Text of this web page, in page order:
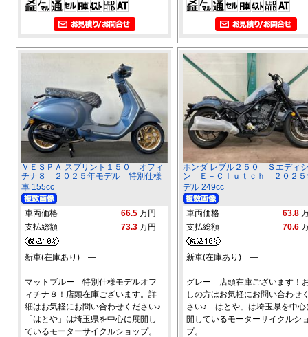
ＶＥＳＰＡ スプリント１５０ オフィ
チナ８ ２０２５年モデル 特別仕様
車 155cc
車両価格 66.5 万円
支払総額
73.3 万円
新車(在庫あり) ―
―
マットブルー 特別仕様モデルオフ
ィチナ８！店頭在庫ございます。詳
細はお気軽にお問い合わせください♪
「はとや」は埼玉県を中心に展開し
ているモーターサイクルショップ。
ホンダ レブル２５０ Ｓエディ
ン Ｅ－Ｃｌｕｔｃｈ ２０２５
デル 249cc
車両価格 63.8
支払総額
70.6
新車(在庫あり) ―
―
グレー 店頭在庫ございます！
しの方はお気軽にお問い合わせ
さい♪「はとや」は埼玉県を中心
開しているモーターサイクルシ
プ。